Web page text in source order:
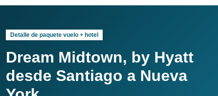
Detalle de paquete vuelo + hotel
Dream Midtown, by Hyatt
desde Santiago a Nueva